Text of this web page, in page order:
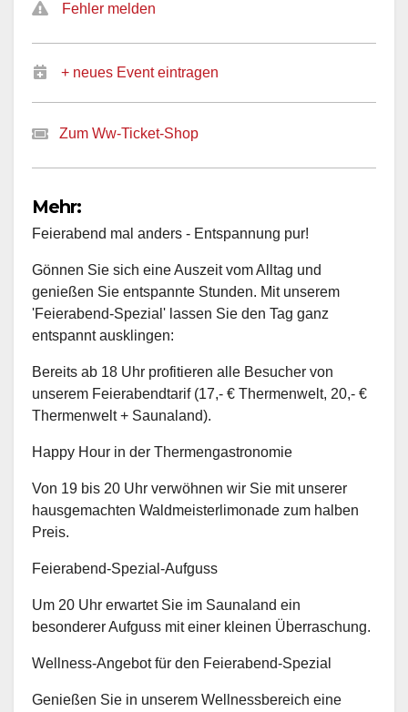
Fehler melden
+ neues Event eintragen
Zum Ww-Ticket-Shop
Mehr:
Feierabend mal anders - Entspannung pur!
Gönnen Sie sich eine Auszeit vom Alltag und
genießen Sie entspannte Stunden. Mit unserem
'Feierabend-Spezial' lassen Sie den Tag ganz
entspannt ausklingen:
Bereits ab 18 Uhr profitieren alle Besucher von
unserem Feierabendtarif (17,- € Thermenwelt, 20,- €
Thermenwelt + Saunaland).
Happy Hour in der Thermengastronomie
Von 19 bis 20 Uhr verwöhnen wir Sie mit unserer
hausgemachten Waldmeisterlimonade zum halben
Preis.
Feierabend-Spezial-Aufguss
Um 20 Uhr erwartet Sie im Saunaland ein
besonderer Aufguss mit einer kleinen Überraschung.
Wellness-Angebot für den Feierabend-Spezial
Genießen Sie in unserem Wellnessbereich eine